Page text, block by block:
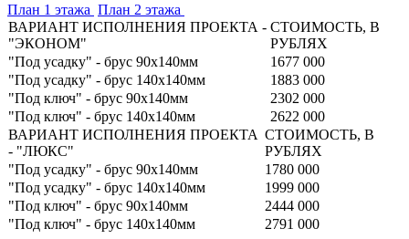
План 1 этажа План 2 этажа
ВАРИАНТ ИСПОЛНЕНИЯ ПРОЕКТА -
"ЭКОНОМ"
СТОИМОСТЬ, В
РУБЛЯХ
"Под усадку" - брус 90х140мм
1677 000
"Под усадку" - брус 140х140мм
1883 000
"Под ключ" - брус 90х140мм
2302 000
"Под ключ" - брус 140х140мм
2622 000
ВАРИАНТ ИСПОЛНЕНИЯ ПРОЕКТА
- "ЛЮКС"
СТОИМОСТЬ, В
РУБЛЯХ
"Под усадку" - брус 90х140мм
1780 000
"Под усадку" - брус 140х140мм
1999 000
"Под ключ" - брус 90х140мм
2444 000
"Под ключ" - брус 140х140мм
2791 000